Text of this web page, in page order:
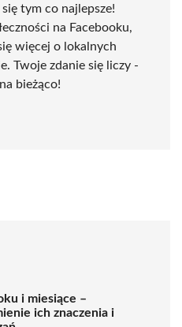
tym co najlepsze!
na Facebooku,
więcej o lokalnych
Twoje zdanie się liczy -
bieżąco!
i miesiące –
ich znaczenia i